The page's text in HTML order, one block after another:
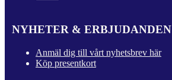
NYHETER & ERBJUDANDEN
Anmäl dig till vårt nyhetsbrev här
Köp presentkort